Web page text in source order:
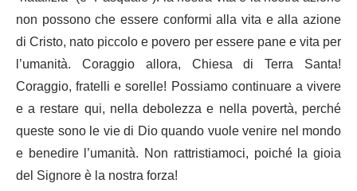
non possono che essere conformi alla vita e alla azione
di Cristo, nato piccolo e povero per essere pane e vita per
l’umanità. Coraggio allora, Chiesa di Terra Santa!
Coraggio, fratelli e sorelle! Possiamo continuare a vivere
e a restare qui, nella debolezza e nella povertà, perché
queste sono le vie di Dio quando vuole venire nel mondo
e benedire l’umanità. Non rattristiamoci, poiché la gioia
del Signore è la nostra forza!